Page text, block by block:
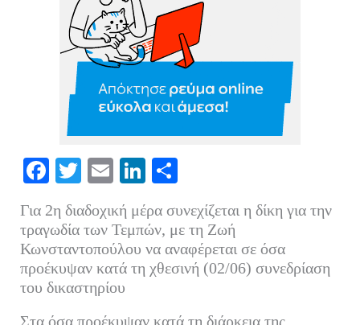
Fa
bo
ok
T
tte
r
E
ail
Li
ed
In
ρ
α
στ
Για 2η διαδοχική μέρα συνεχίζεται η δίκη για την
τραγωδία των Τεμπών, με τη Ζωή
Κωνσταντοπούλου να αναφέρεται σε όσα
προέκυψαν κατά τη χθεσινή (02/06) συνεδρίαση
του δικαστηρίου
Στα όσα προέκυψαν κατά τη διάρκεια της